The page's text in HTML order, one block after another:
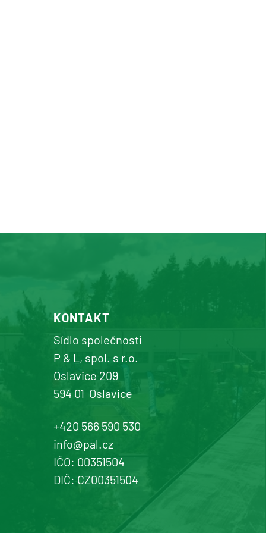
KONTAKT
Sídlo společnosti
P & L, spol. s r.o.
Oslavice 209
594 01 Oslavice
+420 566 590 530
info@pal.cz
IČO: 00351504
DIČ: CZ00351504